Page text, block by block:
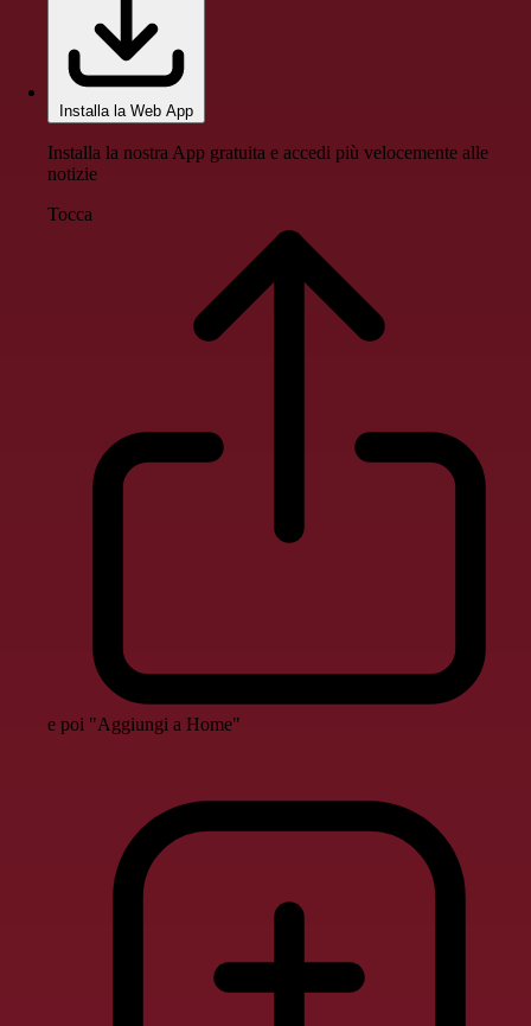
Installa la Web App
Installa la nostra App gratuita e accedi più velocemente alle
notizie
Tocca
e poi "Aggiungi a Home"